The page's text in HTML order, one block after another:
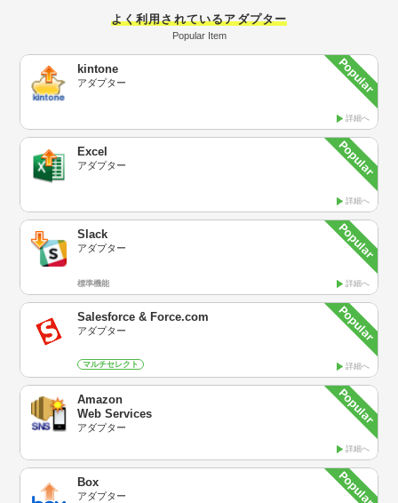
よく利用されているアダプター
Popular Item
kintone
アダプター
詳細へ
Excel
アダプター
詳細へ
Slack
アダプター
詳細へ
標準機能
Salesforce & Force.com
アダプター
詳細へ
マルチセレクト
Amazon
Web Services
アダプター
詳細へ
Box
アダプター